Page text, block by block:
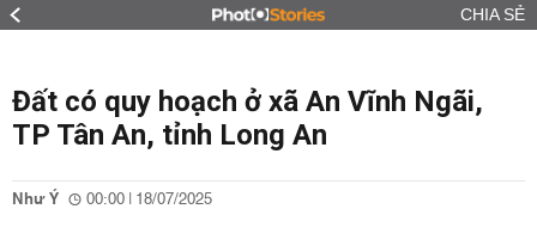
CHIA SẺ
Đất có quy hoạch ở xã An Vĩnh Ngãi,
TP Tân An, tỉnh Long An
Như Ý 00:00 | 18/07/2025